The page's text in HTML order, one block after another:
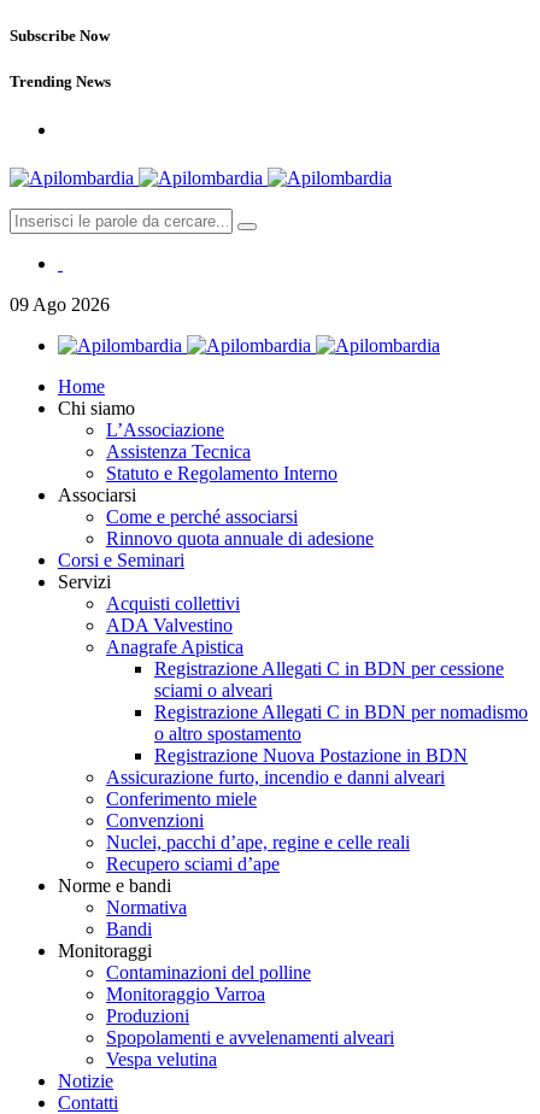
Subscribe Now
Trending News
09 Ago 2026
Home
Chi siamo
L’Associazione
Assistenza Tecnica
Statuto e Regolamento Interno
Associarsi
Come e perché associarsi
Rinnovo quota annuale di adesione
Corsi e Seminari
Servizi
Acquisti collettivi
ADA Valvestino
Anagrafe Apistica
Registrazione Allegati C in BDN per cessione
sciami o alveari
Registrazione Allegati C in BDN per nomadismo
o altro spostamento
Registrazione Nuova Postazione in BDN
Assicurazione furto, incendio e danni alveari
Conferimento miele
Convenzioni
Nuclei, pacchi d’ape, regine e celle reali
Recupero sciami d’ape
Norme e bandi
Normativa
Bandi
Monitoraggi
Contaminazioni del polline
Monitoraggio Varroa
Produzioni
Spopolamenti e avvelenamenti alveari
Vespa velutina
Notizie
Contatti